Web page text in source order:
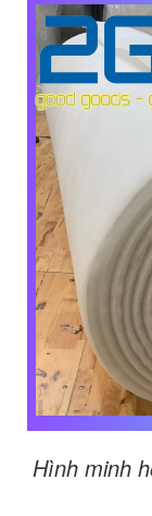
Hình minh